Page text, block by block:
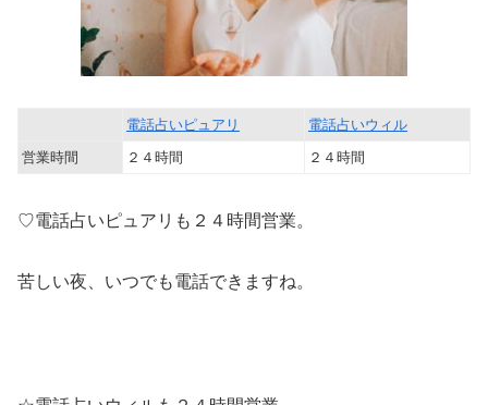
電話占いピュアリ
電話占いウィル
営業時間
２４時間 ２４時間
♡電話占いピュアリも２４時間営業。
苦しい夜、いつでも電話できますね。